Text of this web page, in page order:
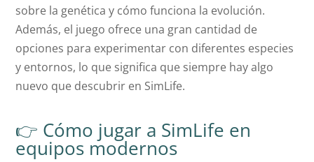
sobre la genética y cómo funciona la evolución.
Además, el juego ofrece una gran cantidad de
opciones para experimentar con diferentes especies
y entornos, lo que significa que siempre hay algo
nuevo que descubrir en SimLife.
👉 Cómo jugar a SimLife en
equipos modernos